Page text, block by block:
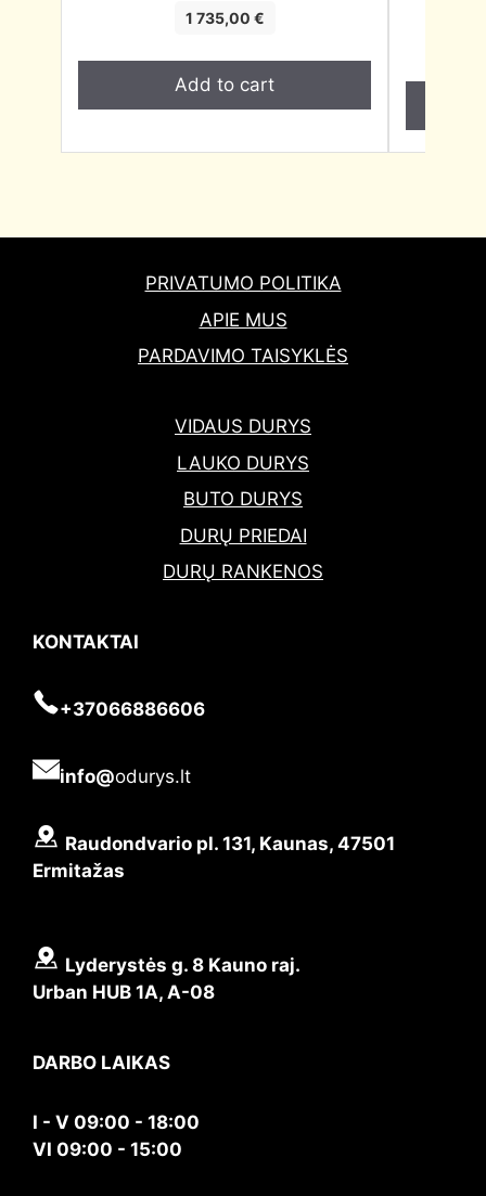
1 735,00 €
Add to cart
PRIVATUMO POLITIKA
APIE MUS
PARDAVIMO TAISYKLĖS
VIDAUS DURYS
LAUKO DURYS
BUTO DURYS
DURŲ PRIEDAI
DURŲ RANKENOS
KONTAKTAI
+37066886606
info@odurys.lt
Raudondvario pl. 131, Kaunas, 47501
Ermitažas
Lyderystės g. 8 Kauno raj.
Urban HUB 1A, A-08
DARBO LAIKAS
I - V 09:00 - 18:00
VI 09:00 - 15:00